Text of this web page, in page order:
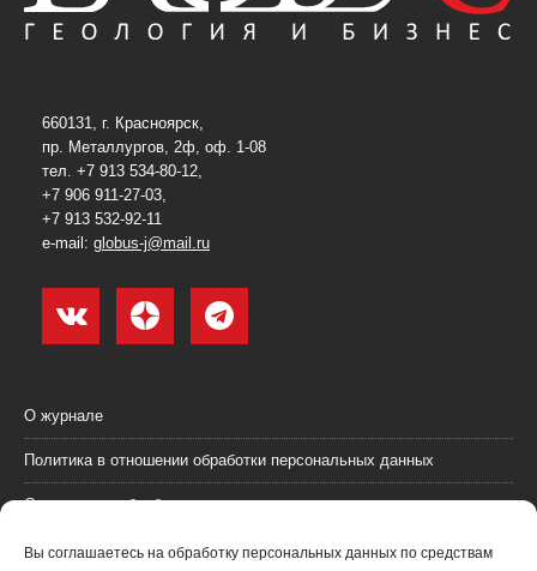
Вы соглашаетесь на обработку персональных данных по средствам
660131, г. Красноярск,
пр. Металлургов, 2ф, оф. 1-08
тел. +7 913 534-80-12,
+7 906 911-27-03,
+7 913 532-92-11
e-mail: globus-j@mail.ru
О журнале
Политика в отношении обработки персональных данных
Согласие на обработку персональных данных
Пользовательское соглашение (оферта)